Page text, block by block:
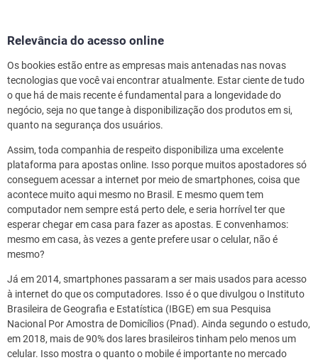
Relevância do acesso online
Os bookies estão entre as empresas mais antenadas nas novas
tecnologias que você vai encontrar atualmente. Estar ciente de tudo
o que há de mais recente é fundamental para a longevidade do
negócio, seja no que tange à disponibilização dos produtos em si,
quanto na segurança dos usuários.
Assim, toda companhia de respeito disponibiliza uma excelente
plataforma para apostas online. Isso porque muitos apostadores só
conseguem acessar a internet por meio de smartphones, coisa que
acontece muito aqui mesmo no Brasil. E mesmo quem tem
computador nem sempre está perto dele, e seria horrível ter que
esperar chegar em casa para fazer as apostas. E convenhamos:
mesmo em casa, às vezes a gente prefere usar o celular, não é
mesmo?
Já em 2014, smartphones passaram a ser mais usados para acesso
à internet do que os computadores. Isso é o que divulgou o Instituto
Brasileira de Geografia e Estatística (IBGE) em sua Pesquisa
Nacional Por Amostra de Domicílios (Pnad). Ainda segundo o estudo,
em 2018, mais de 90% dos lares brasileiros tinham pelo menos um
celular. Isso mostra o quanto o mobile é importante no mercado